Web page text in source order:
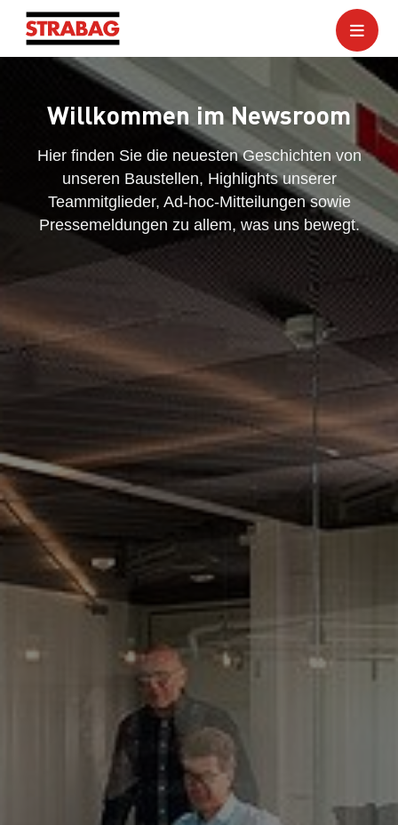
Willkommen im Newsroom
Hier finden Sie die neuesten Geschichten von
unseren Baustellen, Highlights unserer
Teammitglieder, Ad-hoc-Mitteilungen sowie
Pressemeldungen zu allem, was uns bewegt.